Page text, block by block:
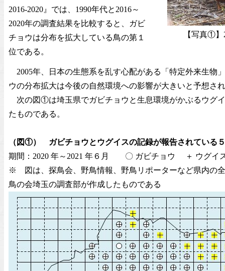
2016-2020』では、1990年代と2016～
2020年の調査結果を比較すると、ガビ
チョウは分布を拡大している鳥の第１
位である。
【写真①
2005年、日本の生態系を乱す心配がある「特定外来生物
ウの分布拡大は今後の自然環境への影響が大きいと予想さ
次の図①は埼玉県でガビチョウと生息環境がかぶるウグ
たものである。
（図①） ガビチョウとウグイスの記録が報告されている
期間：2020 年～2021 年６月 〇 ガビチョウ ＋ ウグイ
※ 図は、探鳥会、野鳥情報、野鳥リポーターなど県内の
鳥の会埼玉の調査部が作成したものである